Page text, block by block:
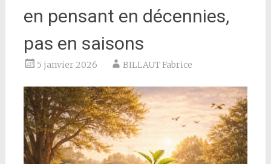
en pensant en décennies,
pas en saisons
5 janvier 2026 BILLAUT Fabrice